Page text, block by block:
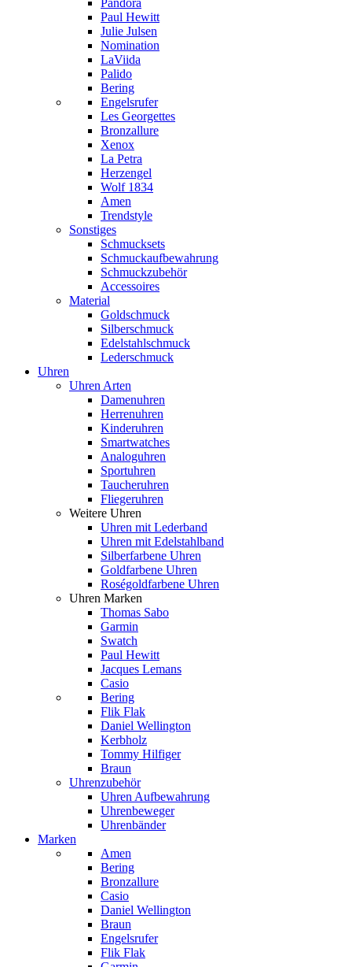
Pandora
Paul Hewitt
Julie Julsen
Nomination
LaViida
Palido
Bering
Engelsrufer
Les Georgettes
Bronzallure
Xenox
La Petra
Herzengel
Wolf 1834
Amen
Trendstyle
Sonstiges
Schmucksets
Schmuckaufbewahrung
Schmuckzubehör
Accessoires
Material
Goldschmuck
Silberschmuck
Edelstahlschmuck
Lederschmuck
Uhren
Uhren Arten
Damenuhren
Herrenuhren
Kinderuhren
Smartwatches
Analoguhren
Sportuhren
Taucheruhren
Fliegeruhren
Weitere Uhren
Uhren mit Lederband
Uhren mit Edelstahlband
Silberfarbene Uhren
Goldfarbene Uhren
Roségoldfarbene Uhren
Uhren Marken
Thomas Sabo
Garmin
Swatch
Paul Hewitt
Jacques Lemans
Casio
Bering
Flik Flak
Daniel Wellington
Kerbholz
Tommy Hilfiger
Braun
Uhrenzubehör
Uhren Aufbewahrung
Uhrenbeweger
Uhrenbänder
Marken
Amen
Bering
Bronzallure
Casio
Daniel Wellington
Braun
Engelsrufer
Flik Flak